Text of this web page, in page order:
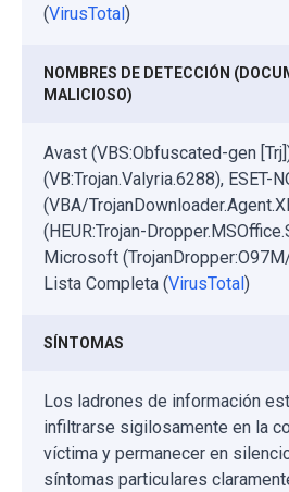
(VirusTotal)
NOMBRES DE DETECCIÓN
MALICIOSO)
Avast (VBS:Obfuscated-gen
(VB:Trojan.Valyria.6288), ESET-
(VBA/
(HEUR:Trojan-
Microsoft
Lista Completa (VirusTotal)
SÍNTOMAS
Los ladrones de información
infiltrarse sigilosamente en la
víctima y permanecer en
síntomas particulares